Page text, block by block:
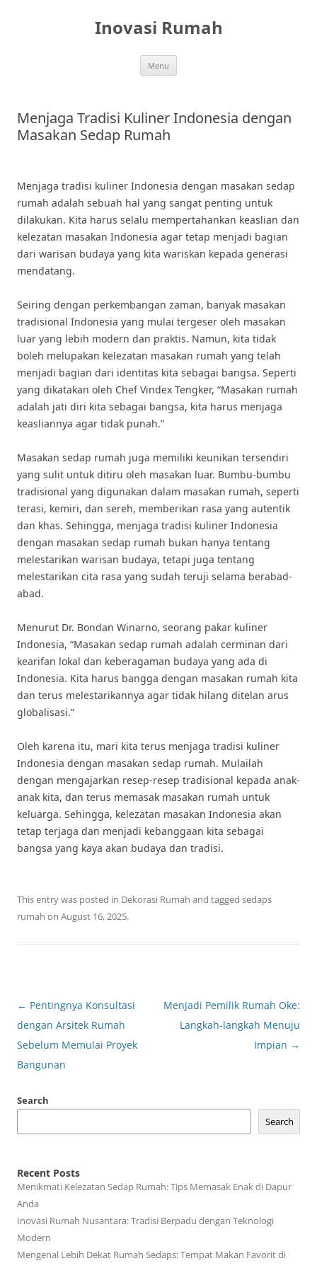
Inovasi Rumah
Menu
Menjaga Tradisi Kuliner Indonesia dengan
Masakan Sedap Rumah
Menjaga tradisi kuliner Indonesia dengan masakan sedap
rumah adalah sebuah hal yang sangat penting untuk
dilakukan. Kita harus selalu mempertahankan keaslian dan
kelezatan masakan Indonesia agar tetap menjadi bagian
dari warisan budaya yang kita wariskan kepada generasi
mendatang.
Seiring dengan perkembangan zaman, banyak masakan
tradisional Indonesia yang mulai tergeser oleh masakan
luar yang lebih modern dan praktis. Namun, kita tidak
boleh melupakan kelezatan masakan rumah yang telah
menjadi bagian dari identitas kita sebagai bangsa. Seperti
yang dikatakan oleh Chef Vindex Tengker, “Masakan rumah
adalah jati diri kita sebagai bangsa, kita harus menjaga
keasliannya agar tidak punah.”
Masakan sedap rumah juga memiliki keunikan tersendiri
yang sulit untuk ditiru oleh masakan luar. Bumbu-bumbu
tradisional yang digunakan dalam masakan rumah, seperti
terasi, kemiri, dan sereh, memberikan rasa yang autentik
dan khas. Sehingga, menjaga tradisi kuliner Indonesia
dengan masakan sedap rumah bukan hanya tentang
melestarikan warisan budaya, tetapi juga tentang
melestarikan cita rasa yang sudah teruji selama berabad-
abad.
Menurut Dr. Bondan Winarno, seorang pakar kuliner
Indonesia, “Masakan sedap rumah adalah cerminan dari
kearifan lokal dan keberagaman budaya yang ada di
Indonesia. Kita harus bangga dengan masakan rumah kita
dan terus melestarikannya agar tidak hilang ditelan arus
globalisasi.”
Oleh karena itu, mari kita terus menjaga tradisi kuliner
Indonesia dengan masakan sedap rumah. Mulailah
dengan mengajarkan resep-resep tradisional kepada anak-
anak kita, dan terus memasak masakan rumah untuk
keluarga. Sehingga, kelezatan masakan Indonesia akan
tetap terjaga dan menjadi kebanggaan kita sebagai
bangsa yang kaya akan budaya dan tradisi.
This entry was posted in Dekorasi Rumah and tagged sedaps
rumah on August 16, 2025.
Post
navigation
← Pentingnya Konsultasi
dengan Arsitek Rumah
Sebelum Memulai Proyek
Bangunan
Menjadi Pemilik Rumah Oke:
Langkah-langkah Menuju
Impian →
Search
Search
Recent Posts
Menikmati Kelezatan Sedap Rumah: Tips Memasak Enak di Dapur
Anda
Inovasi Rumah Nusantara: Tradisi Berpadu dengan Teknologi
Modern
Mengenal Lebih Dekat Rumah Sedaps: Tempat Makan Favorit di